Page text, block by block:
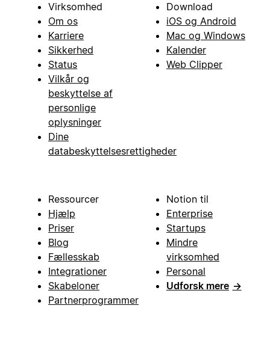
Virksomhed
Om os
Karriere
Sikkerhed
Status
Vilkår og
beskyttelse af
personlige
oplysninger
Dine
databeskyttelsesrettigheder
Download
iOS og Android
Mac og Windows
Kalender
Web Clipper
Ressourcer
Hjælp
Priser
Blog
Fællesskab
Integrationer
Skabeloner
Partnerprogrammer
Notion til
Enterprise
Startups
Mindre
virksomhed
Personal
Udforsk mere →